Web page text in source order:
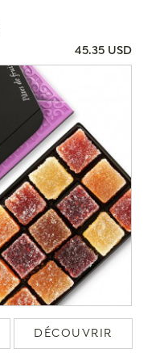
45.35 USD
DÉCOUVRIR